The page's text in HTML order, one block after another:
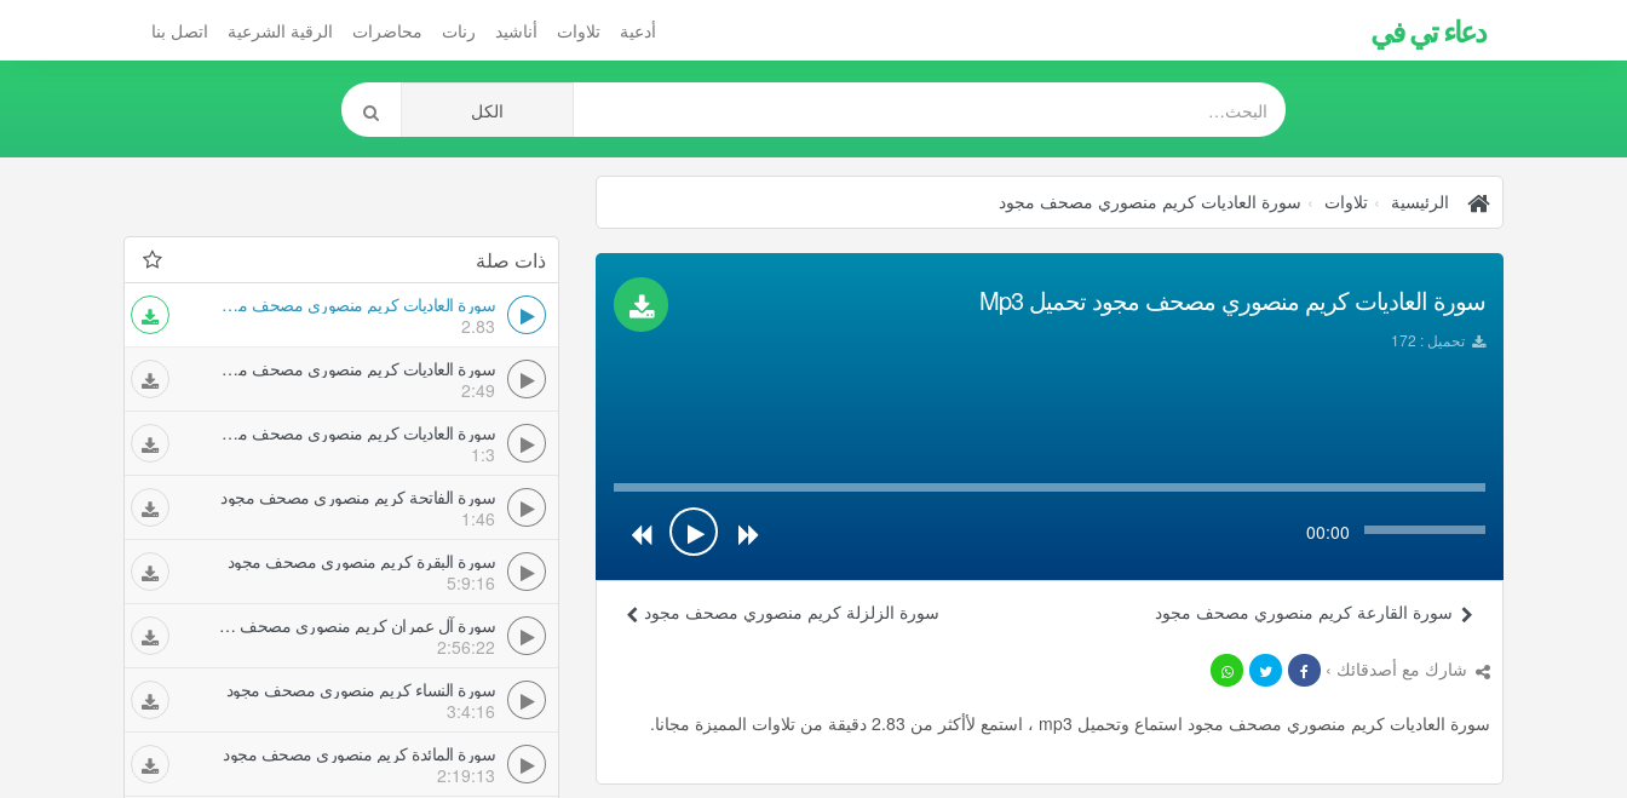
دعاء تي في أدعية تلاوات أناشيد رنات محاضرات الرقية الشرعية اتصل بنا
الرئيسية تلاوات سورة العاديات كريم منصوري مصحف مجود
سورة العاديات كريم منصوري مصحف مجود تحميل Mp3
تحميل : 172
00:00
سورة الزلزلة كريم منصوري مصحف مجود سورة القارعة كريم منصوري مصحف مجود
شارك مع أصدقائك ›
سورة العاديات كريم منصوري مصحف مجود استماع وتحميل mp3 ، استمع لأأكثر من 2.83 دقيقة من تلاوات المميزة مجانا.
ذات صلة
سورة العاديات كريم منصوري مصحف مجود
2.83
سورة العاديات كريم منصوري مصحف مجود
2:49
سورة العاديات كريم منصوري مصحف مرتل
1:3
سورة الفاتحة كريم منصوري مصحف مجود
1:46
سورة البقرة كريم منصوري مصحف مجود
5:9:16
سورة آل عمران كريم منصوري مصحف مجود
2:56:22
سورة النساء كريم منصوري مصحف مجود
3:4:16
سورة المائدة كريم منصوري مصحف مجود
2:19:13